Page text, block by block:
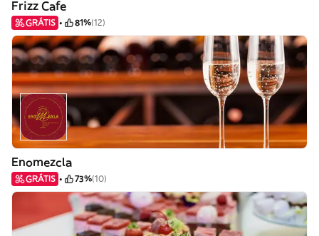
Frizz Cafe
GRÁTIS 81%(12)
Enomezcla
GRÁTIS 73%(10)